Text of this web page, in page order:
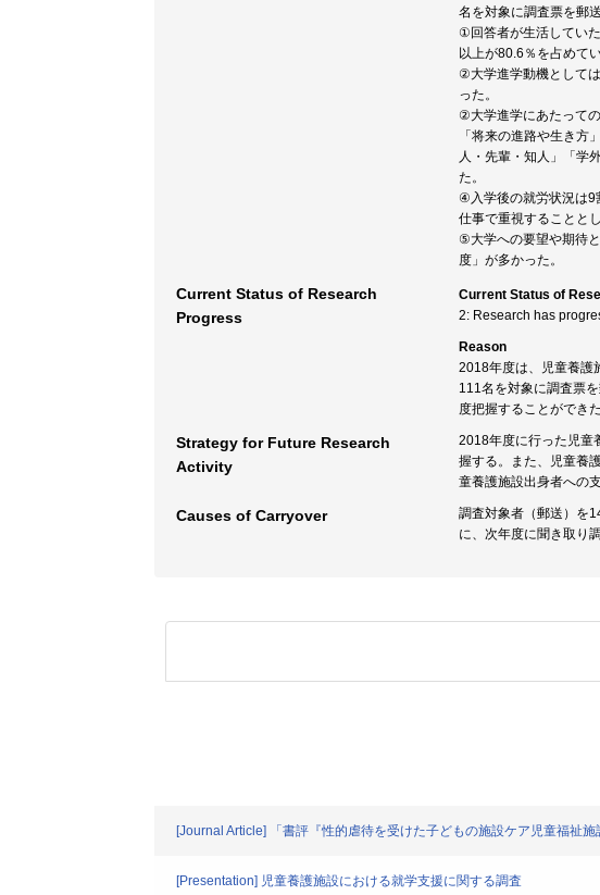
名を対象に調査票を郵
①回答者が生活してい
以上が80.6％を占めてい
②大学進学動機として
った。
②大学進学にあたって
「将来の進路や生き
人・先輩・知人」「学
た。
④入学後の就労状況は9
仕事で重視することと
⑤大学への要望や期待
度」が多かった。
Current Status of Research
Progress
Current Status of
2: Research has
Reason
2018年度は、児童養護
111名を対象に調査票
度把握することができ
Strategy for Future Research
Activity
2018年度に行った児童
握する。また、児童養
童養護施設出身者への
Causes of Carryover
調査対象者（郵送）を
に、次年度に聞き取り
[Journal Article] 「書評『性的虐待を受けた子どもの施設ケア児童福祉施
[Presentation] 児童養護施設における就学支援に関する調査